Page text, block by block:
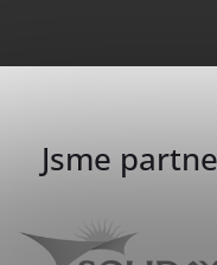
Jsme